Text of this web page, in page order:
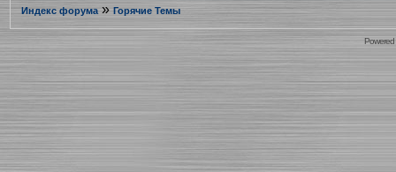
Индекс форума» Горячие Темы